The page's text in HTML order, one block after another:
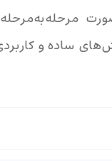
ساده و